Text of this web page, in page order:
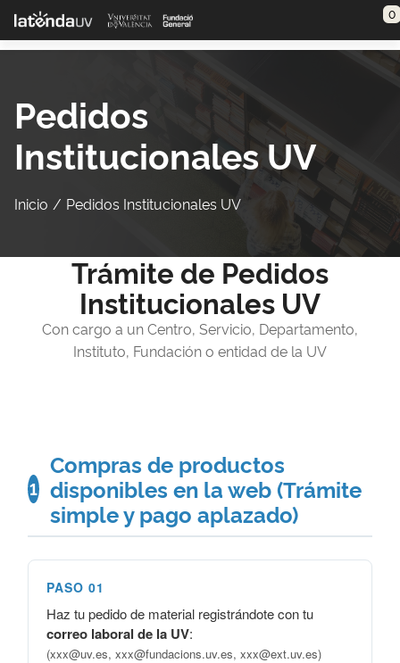
Saltar al contenido principal 0
Pedidos
Institucionales UV
Inicio Pedidos Institucionales UV
Trámite de Pedidos
Institucionales UV
Con cargo a un Centro, Servicio, Departamento,
Instituto, Fundación o entidad de la UV
1
Compras de productos
disponibles en la web (Trámite
simple y pago aplazado)
PASO 01
Haz tu pedido de material registrándote con tu
correo laboral de la UV:
(xxx@uv.es, xxx@fundacions.uv.es, xxx@ext.uv.es)